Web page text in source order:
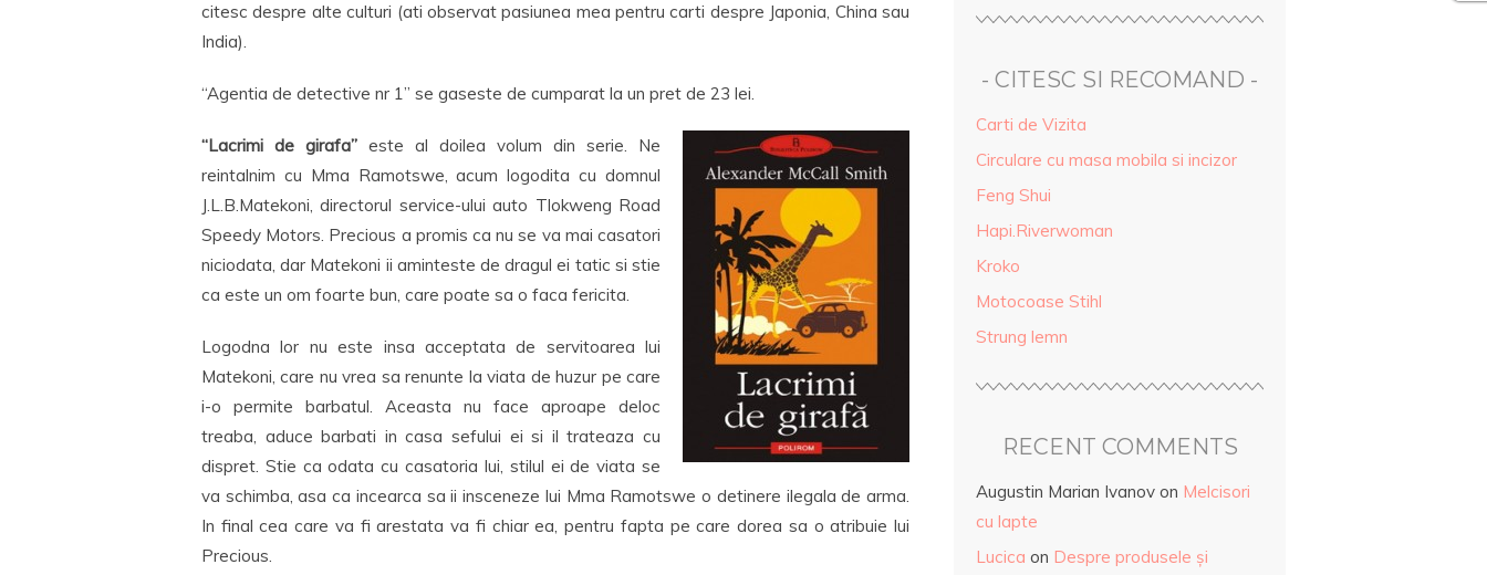
citesc despre alte culturi (ati observat pasiunea mea pentru carti despre Japonia, China sau
India).
“Agentia de detective nr 1” se gaseste de cumparat la un pret de 23 lei.
“Lacrimi de girafa” este al doilea volum din serie. Ne
reintalnim cu Mma Ramotswe, acum logodita cu domnul
J.L.B.Matekoni, directorul service-ului auto Tlokweng Road
Speedy Motors. Precious a promis ca nu se va mai casatori
niciodata, dar Matekoni ii aminteste de dragul ei tatic si stie
ca este un om foarte bun, care poate sa o faca fericita.
Logodna lor nu este insa acceptata de servitoarea lui
Matekoni, care nu vrea sa renunte la viata de huzur pe care
i-o permite barbatul. Aceasta nu face aproape deloc
treaba, aduce barbati in casa sefului ei si il trateaza cu
dispret. Stie ca odata cu casatoria lui, stilul ei de viata se
va schimba, asa ca incearca sa ii insceneze lui Mma Ramotswe o detinere ilegala de arma.
In final cea care va fi arestata va fi chiar ea, pentru fapta pe care dorea sa o atribuie lui
Precious.
- CITESC SI RECOMAND -
Carti de Vizita
Circulare cu masa mobila si incizor
Feng Shui
Hapi.Riverwoman
Kroko
Motocoase Stihl
Strung lemn
RECENT COMMENTS
Augustin Marian Ivanov on Melcisori
cu lapte
Lucica on Despre produsele și